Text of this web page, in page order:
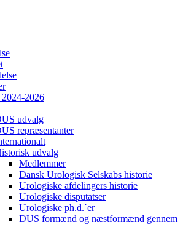
2024-2026
udvalg
repræsentanter
udvalg
Medlemmer
Dansk Urologisk Selskabs historie
Urologiske afdelingers historie
Urologiske disputatser
Urologiske ph.d.´er
DUS formænd og næstformænd gennem